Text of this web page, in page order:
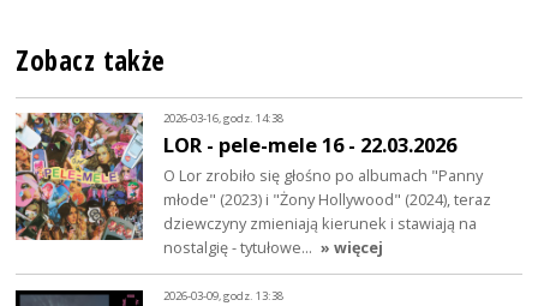
Zobacz także
2026-03-16, godz. 14:38
LOR - pele-mele 16 - 22.03.2026
O Lor zrobiło się głośno po albumach "Panny
młode" (2023) i "Żony Hollywood" (2024), teraz
dziewczyny zmieniają kierunek i stawiają na
nostalgię - tytułowe… » więcej
2026-03-09, godz. 13:38